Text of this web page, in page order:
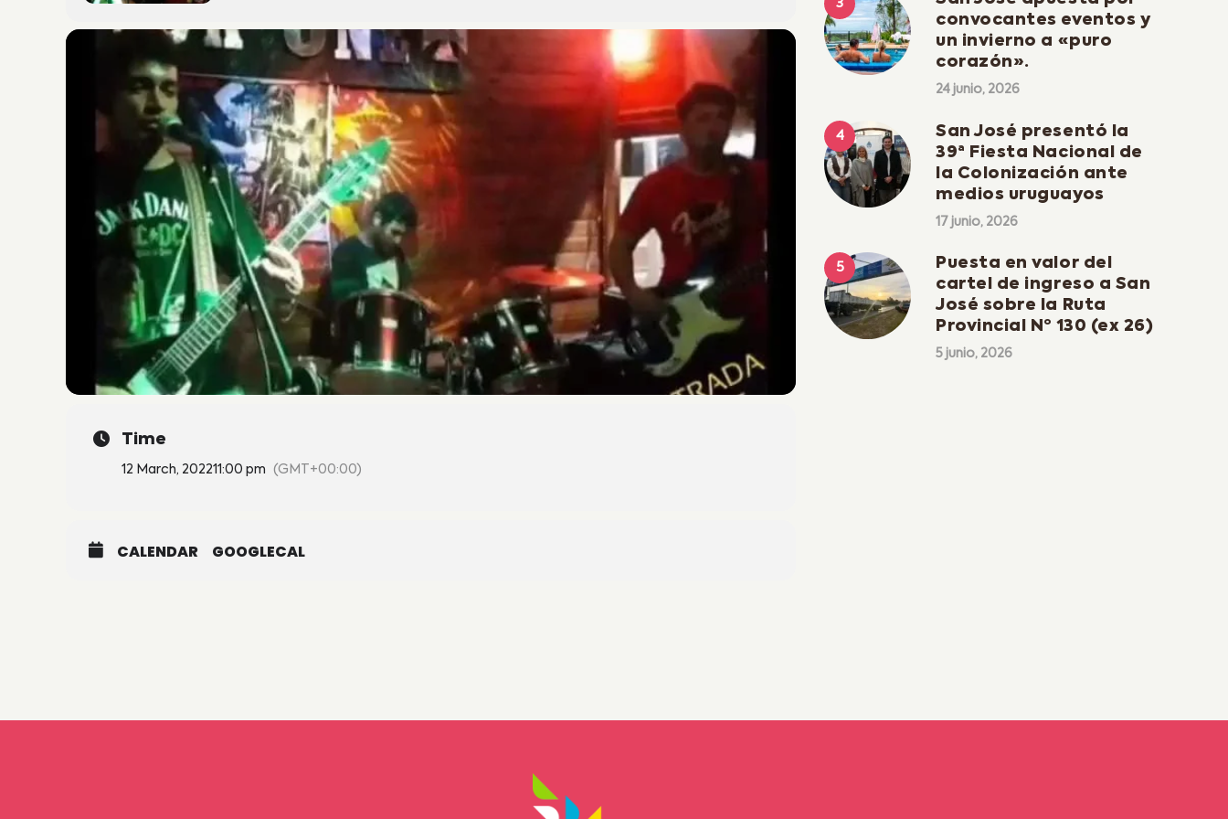
Time
12 March, 202211:00 pm (GMT+00:00)
CALENDAR GOOGLECAL
convocantes eventos y
un invierno a «puro
corazón».
24 junio, 2026
San José presentó la
39ª Fiesta Nacional de
la Colonización ante
medios uruguayos
17 junio, 2026
Puesta en valor del
cartel de ingreso a San
José sobre la Ruta
Provincial Nº 130 (ex 26)
5 junio, 2026